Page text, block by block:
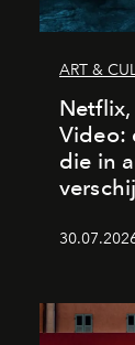
ART &
Netflix,
Video:
die in